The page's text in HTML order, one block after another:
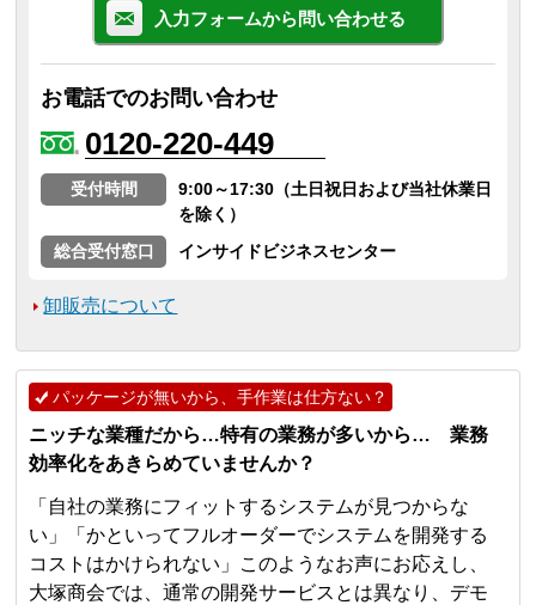
入力フォームから問い合わせる
お電話でのお問い合わせ
0120-220-449
受付時間
9:00～17:30（土日祝日および当社休業日
を除く）
総合受付窓口
インサイドビジネスセンター
卸販売について
パッケージが無いから、手作業は仕方ない？
ニッチな業種だから…特有の業務が多いから… 業務
効率化をあきらめていませんか？
「自社の業務にフィットするシステムが見つからな
い」「かといってフルオーダーでシステムを開発する
コストはかけられない」このようなお声にお応えし、
大塚商会では、通常の開発サービスとは異なり、デモ